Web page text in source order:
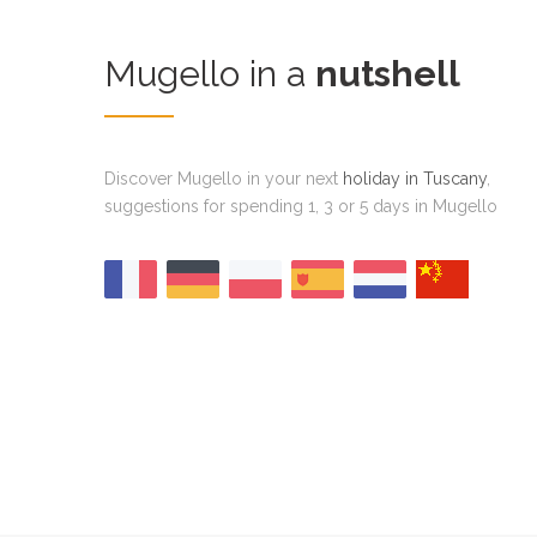
Mugello in a nutshell
Discover Mugello in your next holiday in Tuscany,
suggestions for spending 1, 3 or 5 days in Mugello